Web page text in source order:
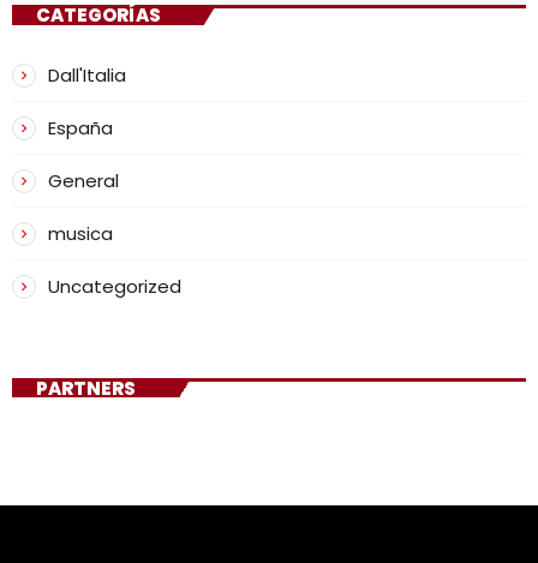
CATEGORÍAS
Dall'Italia
España
General
musica
Uncategorized
PARTNERS